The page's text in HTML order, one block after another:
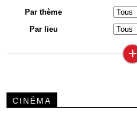
Par thème
Par lieu
+
CINÉMA